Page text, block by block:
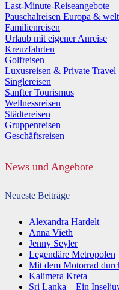
Last-Minute-Reiseangebote
Pauschalreisen Europa &
Familienreisen
Urlaub mit eigener Anreise
Kreuzfahrten
Golfreisen
Luxusreisen & Private Travel
Singlereisen
Sanfter Tourismus
Wellnessreisen
Städtereisen
Gruppenreisen
Geschäftsreisen
News und Angebote
Neueste Beiträge
Alexandra Hardelt
Anna Vieth
Jenny Seyler
Legendäre Metropolen
Mit dem Motorrad
Kalimera Kreta
Sri Lanka – Ein